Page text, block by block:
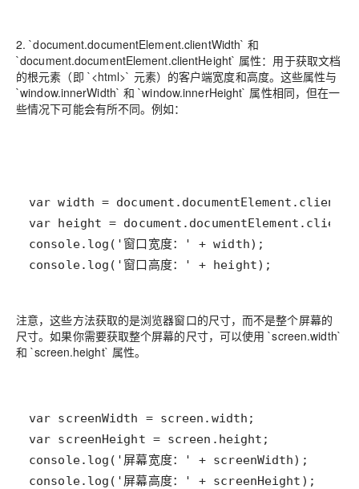
2. `document.documentElement.clientWidth` 和
`document.documentElement.clientHeight` 属性：用于获取文档
的根元素（即 `<html>` 元素）的客户端宽度和高度。这些属性与
`window.innerWidth` 和 `window.innerHeight` 属性相同，但在一
些情况下可能会有所不同。例如：
console.log('窗口高度：' + height);
注意，这些方法获取的是浏览器窗口的尺寸，而不是整个屏幕的
尺寸。如果你需要获取整个屏幕的尺寸，可以使用 `screen.width`
和 `screen.height` 属性。
console.log('屏幕高度：' + screenHeight);